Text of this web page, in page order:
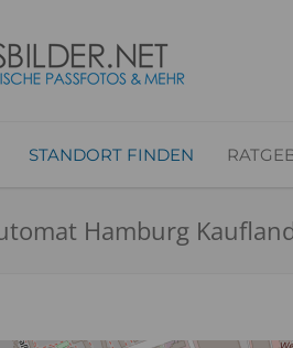
STANDORT FINDEN
Hamburg